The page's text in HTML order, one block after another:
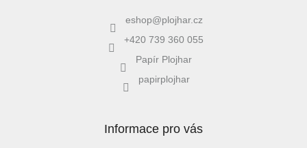
eshop@plojhar.cz
+420 739 360 055
Papír Plojhar
papirplojhar
Informace pro vás